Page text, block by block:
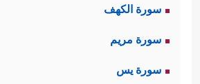
سورة الكهف
سورة مريم
سورة يس